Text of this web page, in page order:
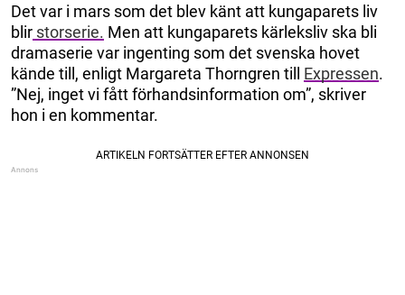
Det var i mars som det blev känt att kungaparets liv
blir storserie. Men att kungaparets kärleksliv ska bli
dramaserie var ingenting som det svenska hovet
kände till, enligt Margareta Thorngren till Expressen.
”Nej, inget vi fått förhandsinformation om”, skriver
hon i en kommentar.